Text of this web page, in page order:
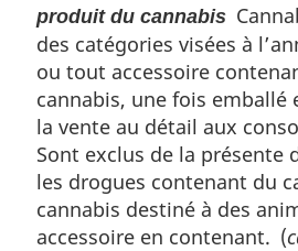
produit du cannabis
des catégories visées à
ou tout accessoire
cannabis, une fois
la vente au détail aux
Sont exclus de la présente
les drogues contenant du
cannabis destiné à des
accessoire en contenant. (